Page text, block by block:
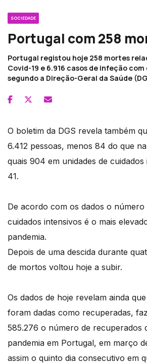
SOCIEDADE
Portugal com 258
Portugal registou hoje 258 mortes
Covid-19 e 6.916 casos de infeção
segundo a Direção-Geral da Saúde
O boletim da DGS revela também
6.412 pessoas, menos 84 do que
quais 904 em unidades de cuidados
41.
De acordo com os dados o número
cuidados intensivos é o mais
pandemia.
Depois de uma descida durante
de mortos voltou hoje a subir.
Os dados de hoje revelam ainda
foram dadas como recuperadas,
585.276 o número de recuperados
pandemia em Portugal, em março
assim o quinto dia consecutivo em